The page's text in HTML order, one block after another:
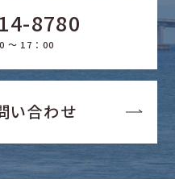
8780
～ 17：00
い合わせ